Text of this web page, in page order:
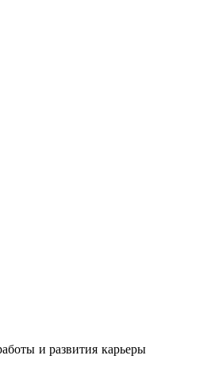
и развития карьеры